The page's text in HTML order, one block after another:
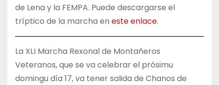
de Lena y la FEMPA. Puede descargarse el
tríptico de la marcha en este enlace.
La XLI Marcha Rexonal de Montañeros
Veteranos, que se va celebrar el prósimu
domingu día 17, va tener salida de Chanos de